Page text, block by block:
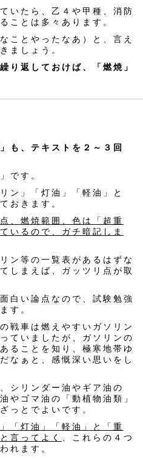
いたら、乙４や甲種、消防
ことは多々あります。
ことやったなあ）と、言え
ましょう。
り返しておけば、「燃焼」
も、テキストを２～３回
です。
ン」「灯油」「軽油」と
おきます。
、燃焼範囲、色は「超重
いるので、ガチ暗記しま
ン等の一覧表があるはずな
しまえば、ガッツリ点が取
白い論点なので、試験勉強
す。
戦車は燃えやすいガソリン
ていましたが、ガソリンの
ることを知り、極寒地帯ゆ
なぁと、感慨深い思いをし
シリンダー油やギア油の
やゴマ油の「動植物油類」
っとでよいです。
「灯油」「軽油」と「重
言ってよく 、これらの４つ
れます。